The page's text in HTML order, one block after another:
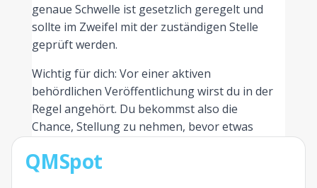
genaue Schwelle ist gesetzlich geregelt und
sollte im Zweifel mit der zuständigen Stelle
geprüft werden.
Wichtig für dich: Vor einer aktiven
behördlichen Veröffentlichung wirst du in der
Regel angehört. Du bekommst also die
Chance, Stellung zu nehmen, bevor etwas
verstreichen lassen. Details zum Ablauf erklärt
QMSpot